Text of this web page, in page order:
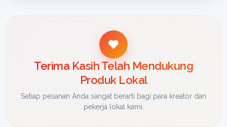
Terima Kasih Telah Mendukung
Produk Lokal
Setiap pesanan Anda sangat berarti bagi para kreator dan
pekerja lokal kami.